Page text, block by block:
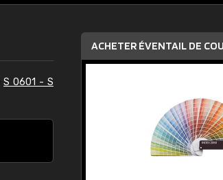
S 0601 - S
ACHETER ÉVENTAIL DE